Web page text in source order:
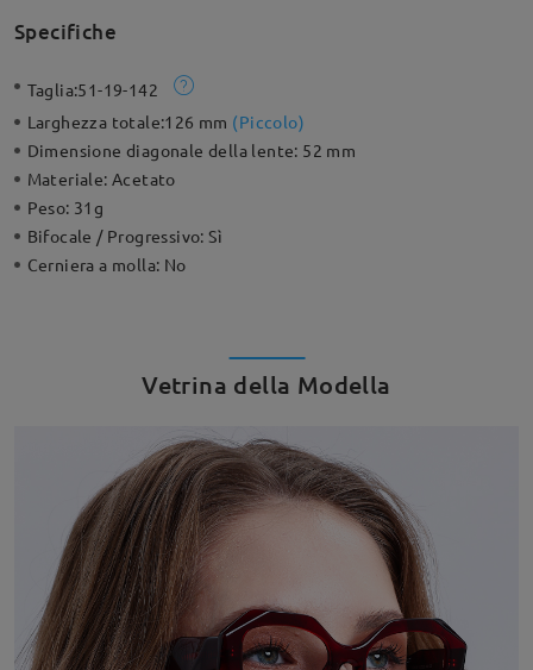
Specifiche
Taglia:51-19-142
Larghezza totale:126 mm (Piccolo)
Dimensione diagonale della lente: 52 mm
Materiale:Acetato
Peso: 31g
Bifocale / Progressivo:Sì
Cerniera a molla: No
Vetrina della Modella